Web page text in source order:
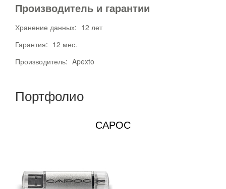
Производитель и гарантии
Хранение данных: 12 лет
Гарантия: 12 мес.
Производитель: Apexto
Портфолио
САРОС